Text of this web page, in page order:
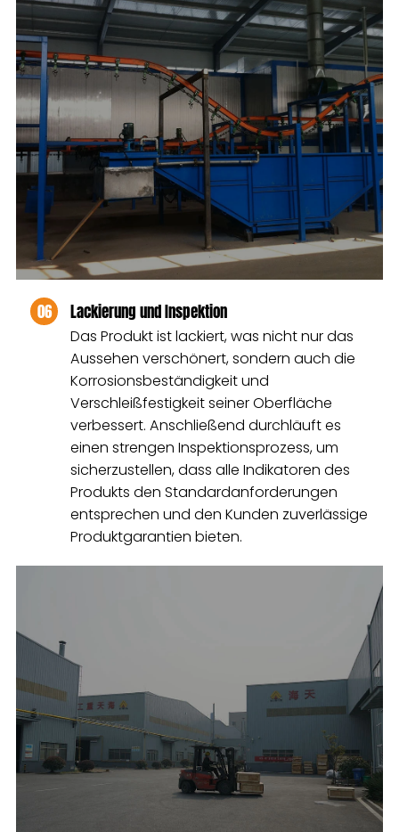
06 Lackierung und Inspektion
Das Produkt ist lackiert, was nicht nur das
Aussehen verschönert, sondern auch die
Korrosionsbeständigkeit und
Verschleißfestigkeit seiner Oberfläche
verbessert. Anschließend durchläuft es
einen strengen Inspektionsprozess, um
sicherzustellen, dass alle Indikatoren des
Produkts den Standardanforderungen
entsprechen und den Kunden zuverlässige
Produktgarantien bieten.